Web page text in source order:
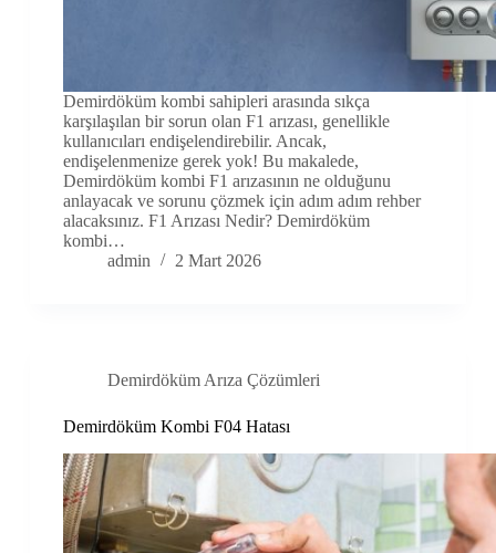
Demirdöküm kombi sahipleri arasında sıkça
karşılaşılan bir sorun olan F1 arızası, genellikle
kullanıcıları endişelendirebilir. Ancak,
endişelenmenize gerek yok! Bu makalede,
Demirdöküm kombi F1 arızasının ne olduğunu
anlayacak ve sorunu çözmek için adım adım rehber
alacaksınız. F1 Arızası Nedir? Demirdöküm
kombi…
admin
2 Mart 2026
Demirdöküm Arıza Çözümleri
Demirdöküm Kombi F04 Hatası